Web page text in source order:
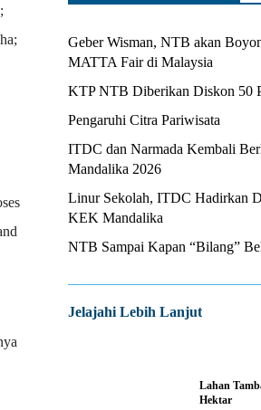
Geber Wisman, NTB akan
MATTA Fair di Malaysia
KTP NTB Diberikan Diskon 50
Pengaruhi Citra Pariwisata
ITDC dan Narmada Kembali
Mandalika 2026
Linur Sekolah, ITDC Hadirkan
KEK Mandalika
NTB Sampai Kapan “Bilang”
Jelajahi Lebih Lanjut
Lahan
Hektar